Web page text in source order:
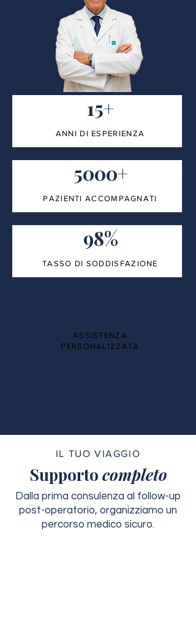
15+
ANNI DI ESPERIENZA
5000+
PAZIENTI ACCOMPAGNATI
98%
TASSO DI SODDISFAZIONE
ASSISTENZA
PERSONALIZZATA
IL TUO VIAGGIO
Supporto completo
Dalla prima consulenza al follow-up
post-operatorio, organizziamo un
percorso medico sicuro.